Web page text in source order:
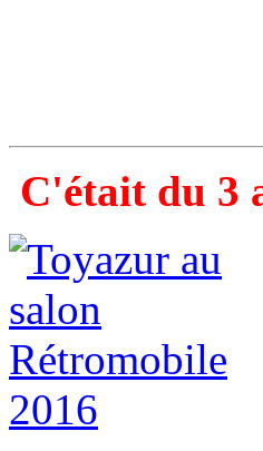
C'était du 3